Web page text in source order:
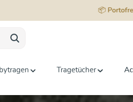
📦
Tragetücher